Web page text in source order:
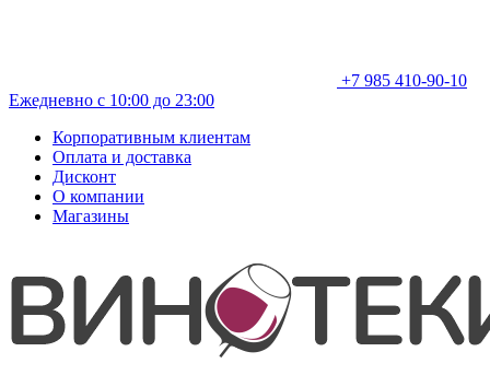
+7 985 410-90-10
Ежедневно с 10:00 до 23:00
Корпоративным клиентам
Оплата и доставка
Дисконт
О компании
Магазины